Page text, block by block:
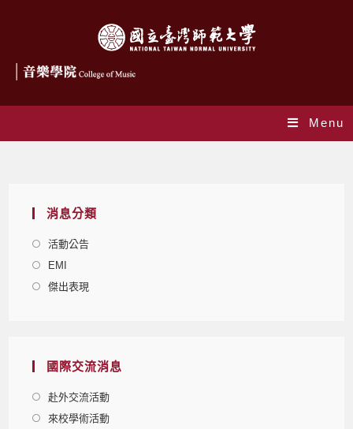
Menu
消息分類
活動公告
EMI
傑出表現
國際交流消息
赴外交流活動
來校學術活動